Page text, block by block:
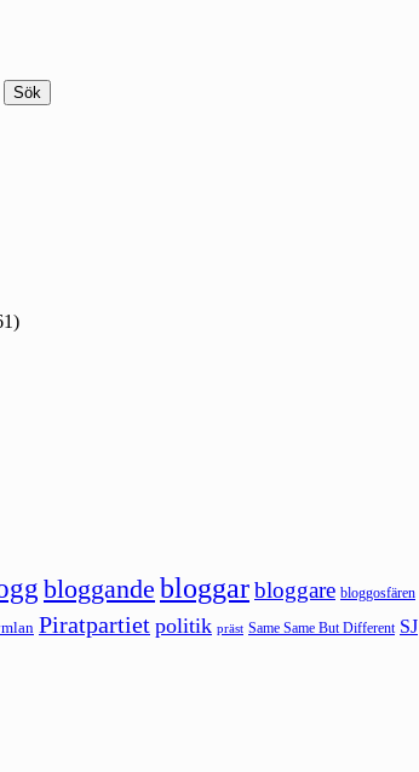
bloggande bloggarbloggare bloggosfären
Piratpartiet politik präst Same Same But Different SJ